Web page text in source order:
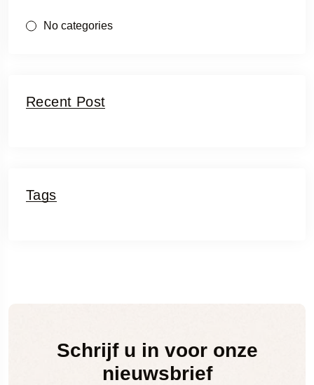
No categories
Recent Post
Tags
Schrijf u in voor onze
nieuwsbrief